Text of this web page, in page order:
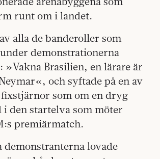
runt om i landet.
alla de banderoller som
demonstrationerna
Brasilien, en lärare är
och syftade på en av
som om en dryg
i den startelva som möter
premiärmatch.
lovade